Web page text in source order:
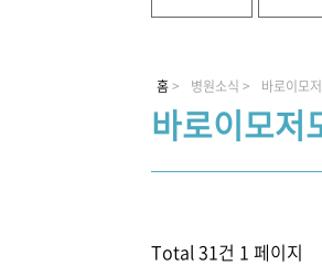
홈> 병원소식 > 바로이모
바로이모저
Total 31건 1 페이지